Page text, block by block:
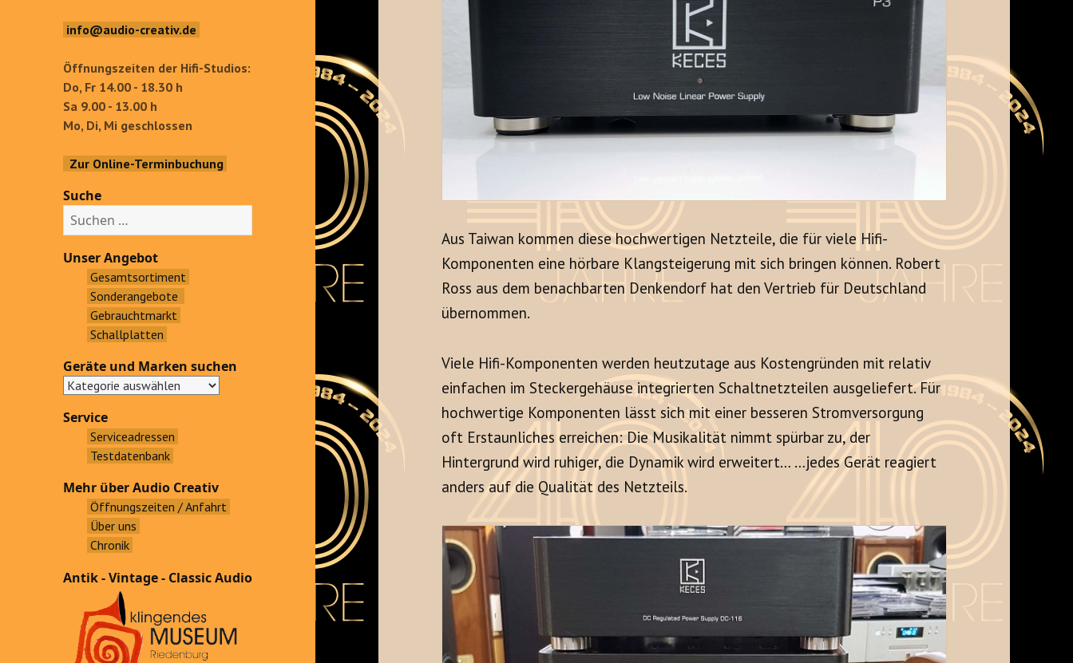
info@audio-creativ.de
Öffnungszeiten der Hifi-Studios:
Do, Fr 14.00 - 18.30 h
Sa 9.00 - 13.00 h
Mo, Di, Mi geschlossen
Zur Online-Terminbuchung
Suche
u
c
h
Unser Angebot
Gesamtsortiment
Sonderangebote
Gebrauchtmarkt
Schallplatten
Geräte und Marken suchen
Service
Serviceadressen
Testdatenbank
Mehr über Audio Creativ
Öffnungszeiten / Anfahrt
Über uns
Chronik
Antik - Vintage - Classic Audio
Aus Taiwan kommen diese hochwertigen Netzteile, die für viele Hifi-
Komponenten eine hörbare Klangsteigerung mit sich bringen können. Robert
Ross aus dem benachbarten Denkendorf hat den Vertrieb für Deutschland
übernommen.
Viele Hifi-Komponenten werden heutzutage aus Kostengründen mit relativ
einfachen im Steckergehäuse integrierten Schaltnetzteilen ausgeliefert. Für
hochwertige Komponenten lässt sich mit einer besseren Stromversorgung
oft Erstaunliches erreichen: Die Musikalität nimmt spürbar zu, der
Hintergrund wird ruhiger, die Dynamik wird erweitert… …jedes Gerät reagiert
anders auf die Qualität des Netzteils.